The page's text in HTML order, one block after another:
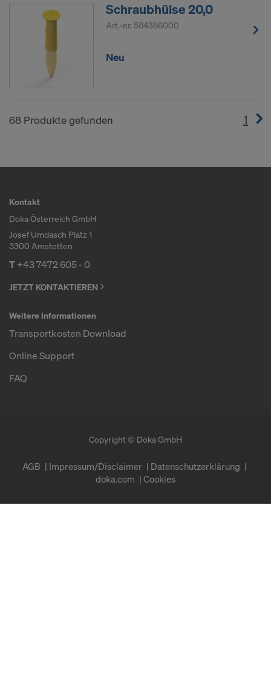
Schraubhülse 20,0
Art.-nr. 584386000
Neu
68 Produkte gefunden 1
Kontakt
Doka Österreich GmbH
Josef Umdasch Platz 1
3300 Amstetten
T+43 7472 605 - 0
JETZT KONTAKTIEREN
Weitere Informationen
Transportkosten Download
Online Support
FAQ
Copyright © Doka GmbH
AGB Impressum/Disclaimer
Datenschutzerklärung
doka.com
Cookies